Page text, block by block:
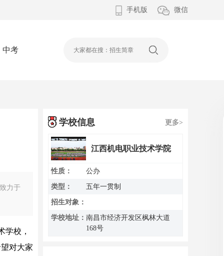
手机版 微信
中考
力于
学校，
对大家
学校信息 更多>
江西机电职业技术学院
性质： 公办
类型： 五年一贯制
招生对象：
学校地址： 南昌市经济开发区枫林大道
168号